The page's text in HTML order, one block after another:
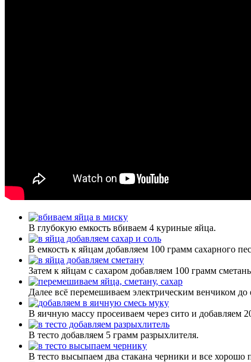
В глубокую емкость вбиваем 4 куриные яйца.
В емкость к яйцам добавляем 100 грамм сахарного
Затем к яйцам с сахаром добавляем 100 грамм
Далее всё перемешиваем электрическим венчиком
В яичную массу просеиваем через сито и
В тесто добавляем 5 грамм разрыхлителя.
В тесто высыпаем два стакана черники и все